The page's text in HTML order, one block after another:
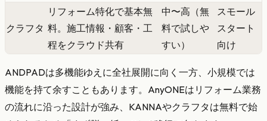
クラフタ
リフォーム特化で基本無
料。施工情報・顧客・工
程をクラウド共有
中〜高（無
料で試しや
すい）
スモール
スタート
向け
ANDPADは多機能ゆえに全社展開に向く一方、小規模では
機能を持て余すこともあります。AnyONEはリフォーム業務
の流れに沿った設計が強み、KANNAやクラフタは無料で始